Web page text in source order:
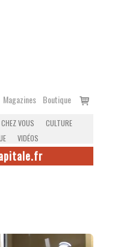
Magazines Boutique
Voir
VOUS
CULTURE
VIDÉOS